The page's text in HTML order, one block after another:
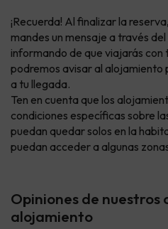
¡Recuerda! Al finalizar la
mandes un mensaje a través del
informando de que viajarás
podremos avisar al alojamiento
a tu llegada.
Ten en cuenta que los
condiciones específicas sobre
puedan quedar solos en la
puedan acceder a algunas
Opiniones de nuestros
alojamiento